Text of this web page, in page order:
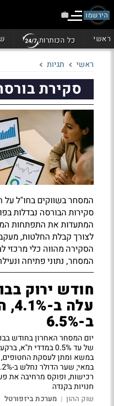
הירשמו
ראשי כל הכותרות
ראשי תגיות
סקירת
המסחר בשווקים בחו"ל על
סקירות הבורסה נבדלות
המתעדות את התפתחות
לצורך קבלת החלטות,
הסקירה מהווה כלי מרכזי
המסחר, נתוני פתיחה
ב-6.5%
יום המסחר האחרון בחודש
של עד 0.5% במדדי
במשא ומתן לעסקת
רכישות, ופוקס מרחיבה את
חנויות בקנדה
שוק ההון | מערכת ביזפורטל